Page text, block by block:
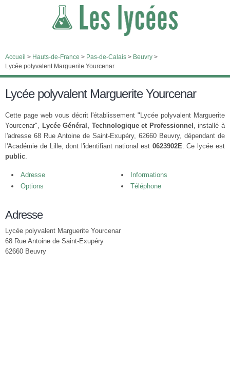
Accueil > Hauts-de-France > Pas-de-Calais > Beuvry >
Lycée polyvalent Marguerite Yourcenar
Lycée polyvalent Marguerite Yourcenar
Cette page web vous décrit l'établissement "Lycée polyvalent Marguerite
Yourcenar", Lycée Général, Technologique et Professionnel , installé à
l'adresse 68 Rue Antoine de Saint-Exupéry, 62660 Beuvry, dépendant de
l'Académie de Lille, dont l'identifiant national est 0623902E. Ce lycée est
public.
Adresse
Informations
Options
Téléphone
Adresse
Lycée polyvalent Marguerite Yourcenar
68 Rue Antoine de Saint-Exupéry
62660 Beuvry